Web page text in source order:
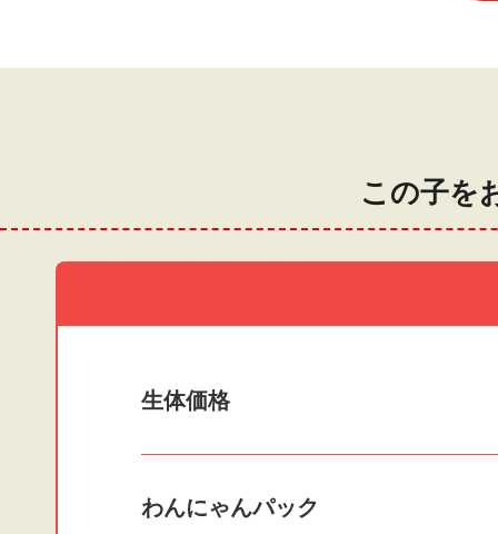
この子を
生体価格
わんにゃんパック